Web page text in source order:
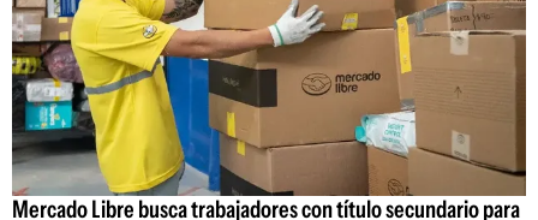
Mercado Libre busca trabajadores con título secundario para